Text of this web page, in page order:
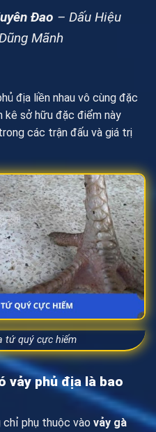
Đao – Dấu Hiệu
Mãnh
địa liền nhau vô cùng đặc
kê sở hữu đặc điểm này
các trận đấu và giá trị
tứ quý cực hiếm
vảy phủ địa là bao
chỉ phụ thuộc vào vảy gà